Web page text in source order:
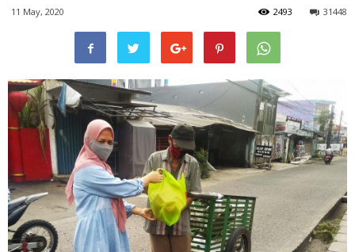
11 May, 2020 31448
2493